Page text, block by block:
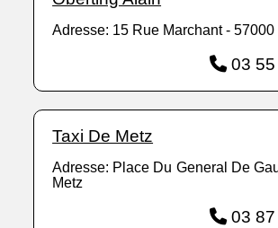
Adresse: 15 Rue Marchant - 57000
03 55
Taxi De Metz
Adresse: Place Du General De
Metz
03 87